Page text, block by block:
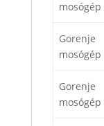
mosógép
Gorenje
mosógép
Gorenje
mosógép